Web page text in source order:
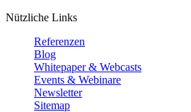
Nützliche Links
Referenzen
Blog
Whitepaper & Webcasts
Events & Webinare
Newsletter
Sitemap